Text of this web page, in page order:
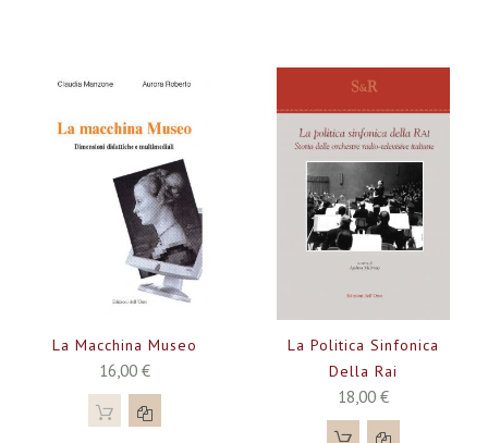
La Macchina Museo
16,00 €
La Politica Sinfonica
Della Rai
18,00 €